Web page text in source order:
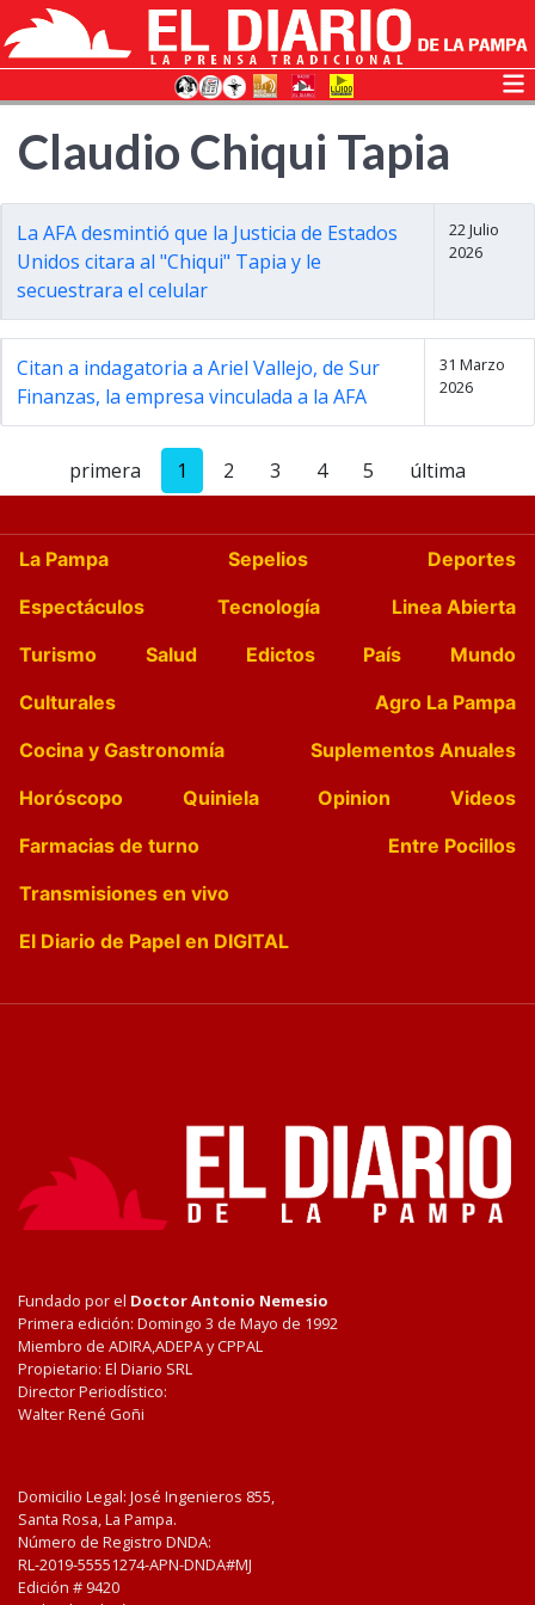
Claudio Chiqui Tapia
La AFA desmintió que la Justicia de Estados
Unidos citara al "Chiqui" Tapia y le
secuestrara el celular
22 Julio
2026
Citan a indagatoria a Ariel Vallejo, de Sur
Finanzas, la empresa vinculada a la AFA
31 Marzo
2026
primera 1 2 3 4 5 última
La Pampa Sepelios
Deportes
Espectáculos
Tecnología
Linea Abierta
Turismo
Salud Edictos País
Mundo
Culturales
Agro La Pampa
Cocina y Gastronomía
Suplementos Anuales
Horóscopo
Quiniela Opinion
Videos
Farmacias de turno
Entre Pocillos
Transmisiones en vivo
El Diario de Papel en DIGITAL
Fundado por el Doctor Antonio Nemesio
Primera edición: Domingo 3 de Mayo de 1992
Miembro de ADIRA,ADEPA y CPPAL
Propietario: El Diario SRL
Director Periodístico:
Walter René Goñi
Domicilio Legal: José Ingenieros 855,
Santa Rosa, La Pampa.
Número de Registro DNDA:
RL-2019-55551274-APN-DNDA#MJ
Edición # 9420